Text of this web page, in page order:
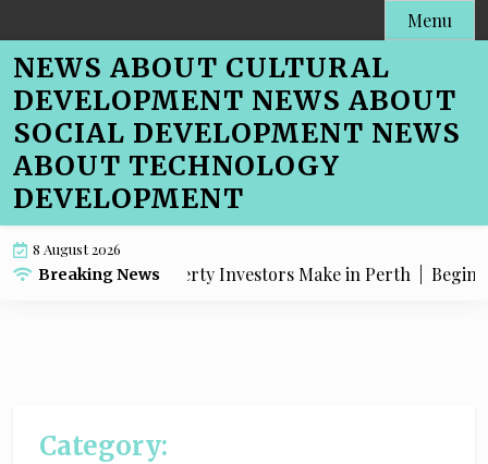
to
content
Menu
NEWS ABOUT CULTURAL
DEVELOPMENT NEWS ABOUT
SOCIAL DEVELOPMENT NEWS
ABOUT TECHNOLOGY
DEVELOPMENT
8 August 2026
Breaking News
SEO Mistakes Property Investors Make in Perth |
Category: